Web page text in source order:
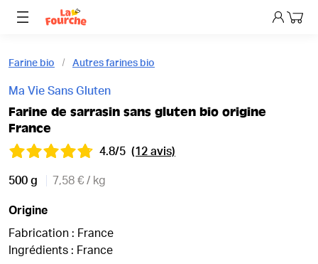
Mon
Farine bio Autres farines bio
Ma Vie Sans Gluten
Farine de sarrasin sans gluten bio origine
France
4.8/5 (12 avis)
500 g 7,58 € / kg
Origine
Fabrication : France
Ingrédients : France